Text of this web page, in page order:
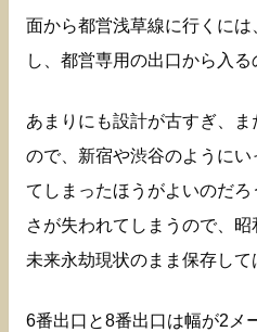
面から都営浅草線に行くに
し、都営専用の出口から入る
あまりにも設計が古すぎ、
ので、新宿や渋谷のように
てしまったほうがよいのだ
さが失われてしまうので、
未来永劫現状のまま保存して
6番出口と8番出口は幅が2メ